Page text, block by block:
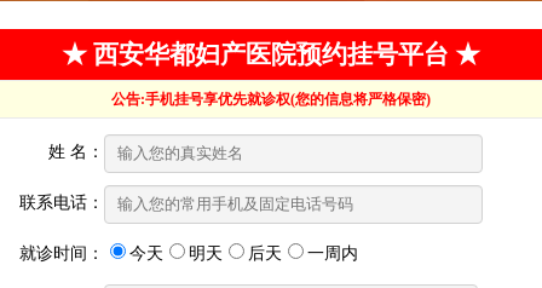
★ 西安华都妇产医院预约挂号平台 ★
公告:手机挂号享优先就诊权(您的信息将严格保密)
姓 名：
联系电话：
就诊时间： 今天 明天 后天 一周内